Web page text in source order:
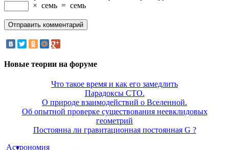
× семь = семь
Новые теории на форуме
Что такое время и как его замедлить
Парадоксы СТО.
О природе взаимодействий о Вселенной.
Об опытной проверке существования неевклидовых
геометрий
Постоянна ли гравитационная постоянная G ?
Астрономия